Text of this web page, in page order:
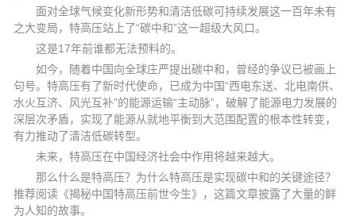
面对全球气候变化新形势和清洁低碳可持续发展这一百年未有
之大变局，特高压站上了“碳中和”这一超级大风口。
这是17年前谁都无法预料的。
如今，随着中国向全球庄严提出碳中和，曾经的争议已被画上
句号。特高压有了新时代使命，已成为中国“西电东送、北电南供、
水火互济、风光互补”的能源运输“主动脉”，破解了能源电力发展的
深层次矛盾，实现了能源从就地平衡到大范围配置的根本性转变，
有力推动了清洁低碳转型。
未来，特高压在中国经济社会中作用将越来越大。
那么什么是特高压？为什么特高压是实现碳中和的关键途径？
推荐阅读《揭秘中国特高压前世今生》，这篇文章披露了大量的鲜
为人知的故事。